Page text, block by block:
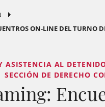
ON-LINE DEL TURNO
ASISTENCIA AL
DE DERECHO